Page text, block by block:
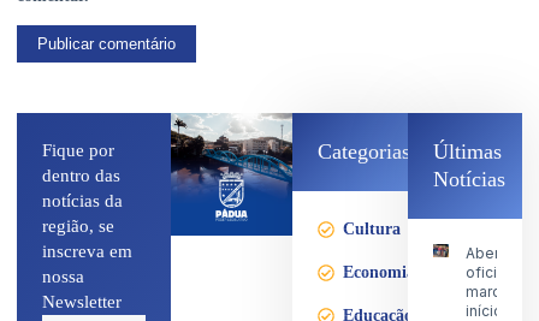
Fique por
dentro das
notícias da
região, se
inscreva em
nossa
Newsletter
Categorias
Cultura
Economia
Educação
Últimas
Notícias
Abertura
oficial
marca o
início da